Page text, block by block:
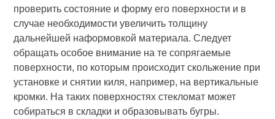
проверить состояние и форму его поверхности и в
случае необходимости увеличить толщину
дальнейшей наформовкой материала. Следует
обращать особое внимание на те сопрягаемые
поверхности, по которым происходит скольжение при
установке и снятии киля, например, на вертикальные
кромки. На таких поверхностях стекломат может
собираться в складки и образовывать бугры.